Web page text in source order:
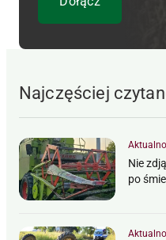
Najczęściej
Nie
po